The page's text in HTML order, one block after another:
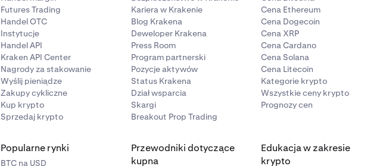
Futures Trading
Handel OTC
Instytucje
Handel API
Kraken API Center
Nagrody za stakowanie
Wyślij pieniądze
Zakupy cykliczne
Kup krypto
Sprzedaj krypto
Kariera w Krakenie
Blog Krakena
Deweloper Krakena
Press Room
Program partnerski
Pozycje aktywów
Status Krakena
Dział wsparcia
Skargi
Breakout Prop Trading
Cena Ethereum
Cena Dogecoin
Cena XRP
Cena Cardano
Cena Solana
Cena Litecoin
Kategorie krypto
Wszystkie ceny krypto
Prognozy cen
Popularne rynki
BTC na USD
Przewodniki dotyczące
kupna
Edukacja w zakresie
krypto